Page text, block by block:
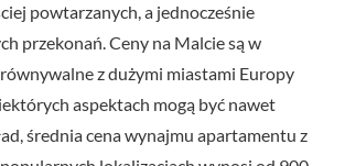
powtarzanych, a jednocześnie
przekonań. Ceny na Malcie są w
z dużymi miastami Europy
aspektach mogą być nawet
średnia cena wynajmu apartamentu z